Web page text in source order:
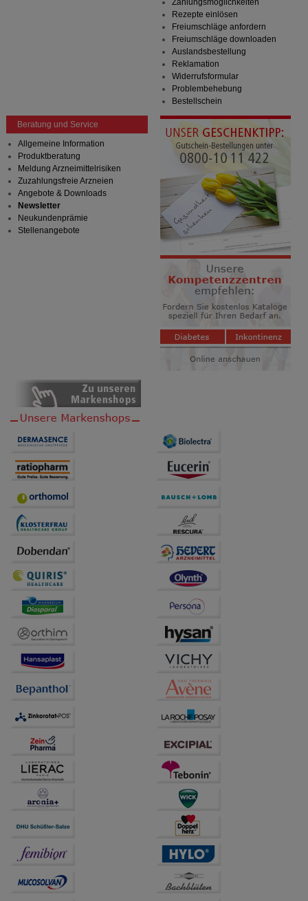
Drittseiten möglichst relevant für Sie zu gestalten.
Bitte beachten Sie, dass Daten hierfür teilweise an
Dritte wie z.B. Google oder soziale Medien
Zahlungsmöglichkeiten
Rezepte einlösen
Freiumschläge anfordern
Freiumschläge downloaden
Auslandsbestellung
Reklamation
Widerrufsformular
Problembehebung
Bestellschein
Beratung und Service
Allgemeine Information
Produktberatung
Meldung Arzneimittelrisiken
Zuzahlungsfreie Arzneien
Angebote & Downloads
Newsletter
Neukundenprämie
Stellenangebote